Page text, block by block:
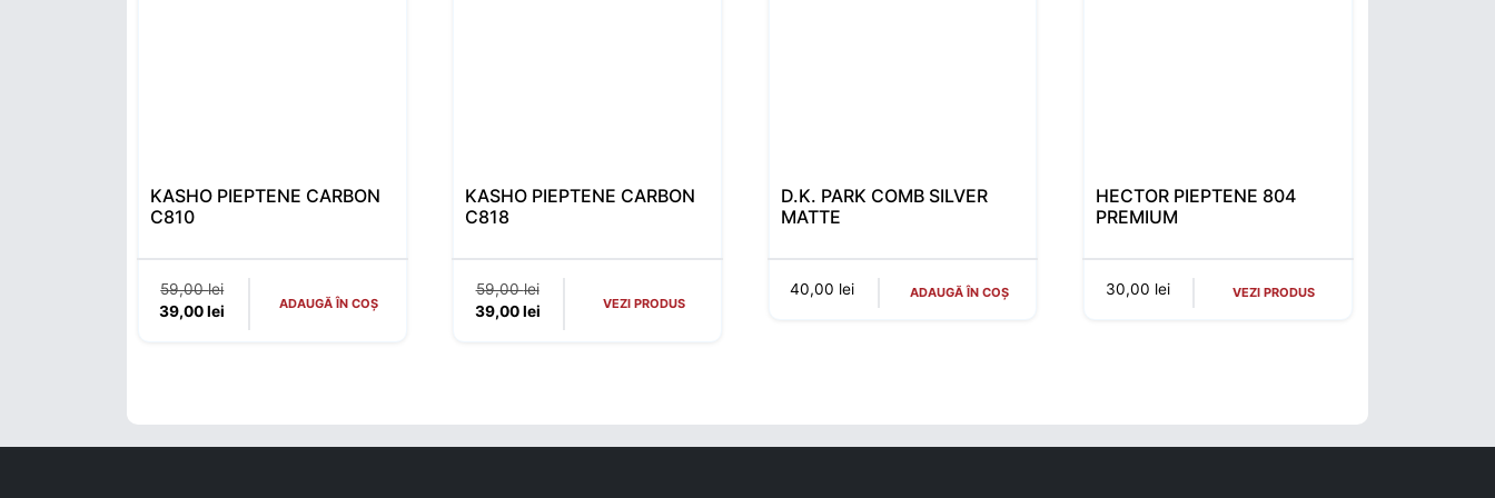
KASHO PIEPTENE CARBON
C810
59,00leiPrețul inițial a fost: 59,00 lei.
39,00lei Prețul curent este: 39,00 lei.
ADAUGĂ ÎN COȘ
KASHO PIEPTENE CARBON
C818
59,00leiPrețul inițial a fost: 59,00 lei.
39,00leiPrețul curent este: 39,00 lei.
VEZI PRODUS
D.K. PARK COMB SILVER
MATTE
40,00 lei ADAUGĂ ÎN COȘ
HECTOR PIEPTENE 804
PREMIUM
30,00 lei VEZI PRODUS